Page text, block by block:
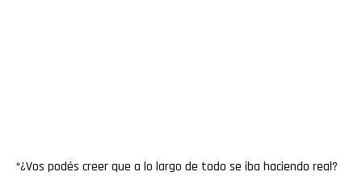
“¿Vos podés creer que a lo largo de todo se iba haciendo real?